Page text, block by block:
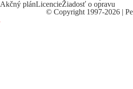
Akčný plánLicencieŽiadosť o opravu
© Copyright 1997-2026 |